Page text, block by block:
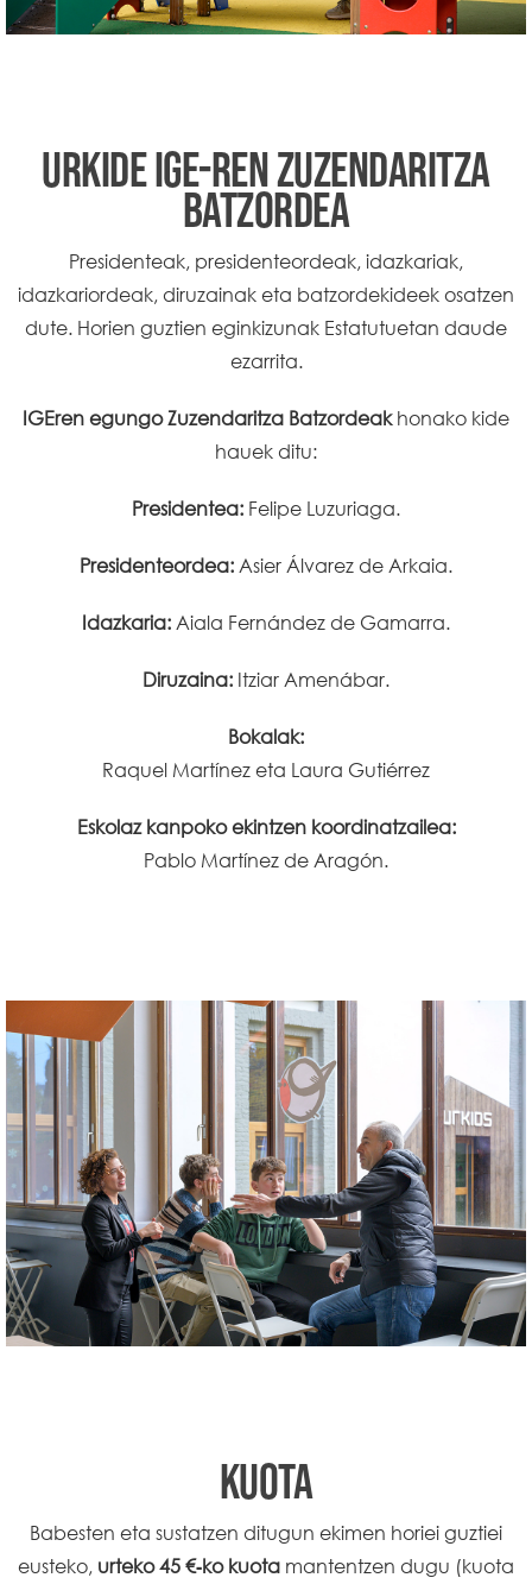
URKIDE IGE-REN ZUZENDARITZA
BATZORDEA
Presidenteak, presidenteordeak, idazkariak,
idazkariordeak, diruzainak eta batzordekideek osatzen
dute. Horien guztien eginkizunak Estatutuetan daude
ezarrita.
IGEren egungo Zuzendaritza Batzordeakhonako kide
hauek ditu:
Presidentea: Felipe Luzuriaga.
Presidenteordea: Asier Álvarez de Arkaia.
Idazkaria: Aiala Fernández de Gamarra.
Diruzaina: Itziar Amenábar.
Bokalak:
Raquel Martínez eta Laura Gutiérrez
Eskolaz kanpoko ekintzen koordinatzailea:
Pablo Martínez de Aragón.
KUOTA
Babesten eta sustatzen ditugun ekimen horiei guztiei
eusteko, urteko 45 €‑ko kuota mantentzen dugu (kuota